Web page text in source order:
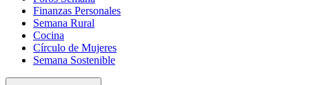
Finanzas Personales
Semana Rural
Cocina
Círculo de Mujeres
Semana Sostenible